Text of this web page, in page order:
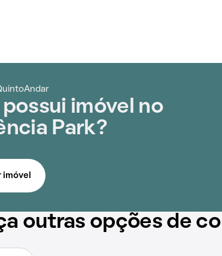
imóvel no
Park?
outras opções de